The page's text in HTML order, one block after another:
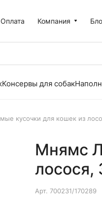
Оплата Компания
Консервы для собак
кусочки для кошек из
Мнямс
лосося,
Арт. 700231/170289